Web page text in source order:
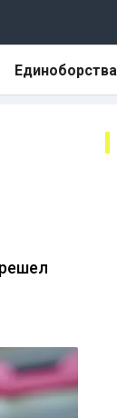
Единоборства